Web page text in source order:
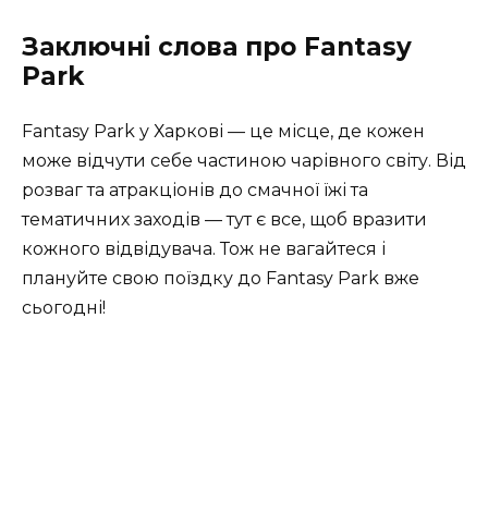
Заключні слова про Fantasy
Park
Fantasy Park у Харкові — це місце, де кожен
може відчути себе частиною чарівного світу. Від
розваг та атракціонів до смачної їжі та
тематичних заходів — тут є все, щоб вразити
кожного відвідувача. Тож не вагайтеся і
плануйте свою поїздку до Fantasy Park вже
сьогодні!